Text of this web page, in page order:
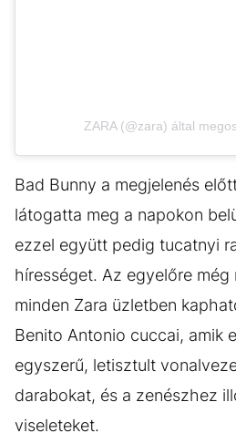
ZARA (@zara) által
Bad Bunny a megjelenés
látogatta meg a napokon
ezzel együtt pedig tucatnyi
hírességet. Az egyelőre
minden Zara üzletben
Benito Antonio cuccai, amik
egyszerű, letisztult
darabokat, és a zenészhez
viseleteket.